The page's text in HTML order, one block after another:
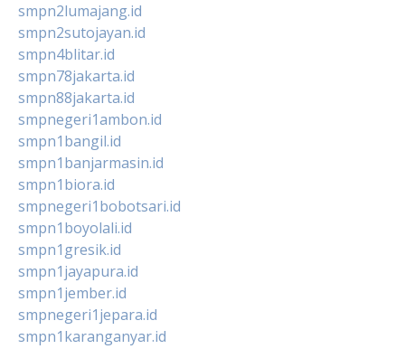
smpn2lumajang.id
smpn2sutojayan.id
smpn4blitar.id
smpn78jakarta.id
smpn88jakarta.id
smpnegeri1ambon.id
smpn1bangil.id
smpn1banjarmasin.id
smpn1biora.id
smpnegeri1bobotsari.id
smpn1boyolali.id
smpn1gresik.id
smpn1jayapura.id
smpn1jember.id
smpnegeri1jepara.id
smpn1karanganyar.id